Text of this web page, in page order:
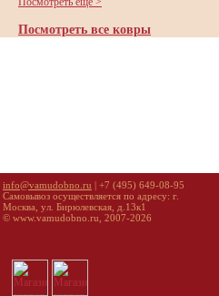
Посмотреть все ковры
info@vamudobno.ru | +7 (495) 649-08-95
Самовывоз осуществляется по адресу: г.
Москва, ул. Бирюлевская, д.13к1
© www.vamudobno.ru, 2007-2026